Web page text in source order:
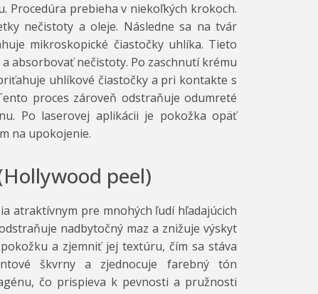
Procedúra prebieha v niekoľkých krokoch.
nečistoty a oleje. Následne sa na tvár
mikroskopické čiastočky uhlíka. Tieto
absorbovať nečistoty. Po zaschnutí krému
uhlíkové čiastočky a pri kontakte s
proces zároveň odstraňuje odumreté
Po laserovej aplikácii je pokožka opäť
na upokojenie.
peel)
atraktívnym pre mnohých ľudí hľadajúcich
nadbytočný maz a znižuje výskyt
a zjemniť jej textúru, čím sa stáva
škvrny a zjednocuje farebný tón
čo prispieva k pevnosti a pružnosti